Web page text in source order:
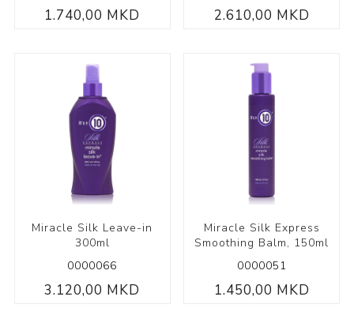
1.740,00 MKD 2.610,00 MKD
Miracle Silk Leave-in
300ml
0000066
3.120,00 MKD
Miracle Silk Express
Smoothing Balm, 150ml
0000051
1.450,00 MKD